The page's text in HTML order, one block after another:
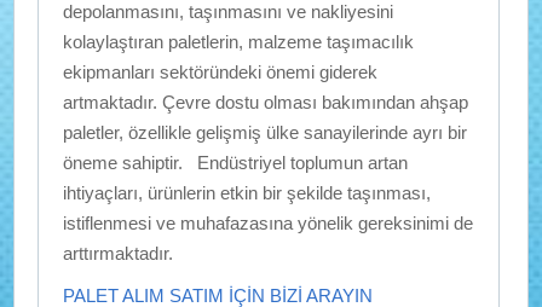
depolanmasını, taşınmasını ve nakliyesini
kolaylaştıran paletlerin, malzeme taşımacılık
ekipmanları sektöründeki önemi giderek
artmaktadır. Çevre dostu olması bakımından ahşap
paletler, özellikle gelişmiş ülke sanayilerinde ayrı bir
öneme sahiptir. Endüstriyel toplumun artan
ihtiyaçları, ürünlerin etkin bir şekilde taşınması,
istiflenmesi ve muhafazasına yönelik gereksinimi de
arttırmaktadır.
PALET ALIM SATIM İÇİN BİZİ ARAYIN